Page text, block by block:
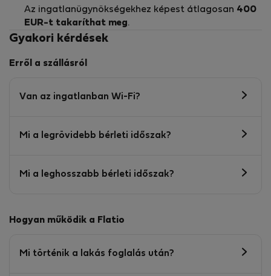
Az ingatlanügynökségekhez képest átlagosan 400
EUR-t takaríthat meg.
Gyakori kérdések
Erről a szállásról
Van az ingatlanban Wi-Fi?
Mi a legrövidebb bérleti időszak?
Mi a leghosszabb bérleti időszak?
Hogyan működik a Flatio
Mi történik a lakás foglalás után?